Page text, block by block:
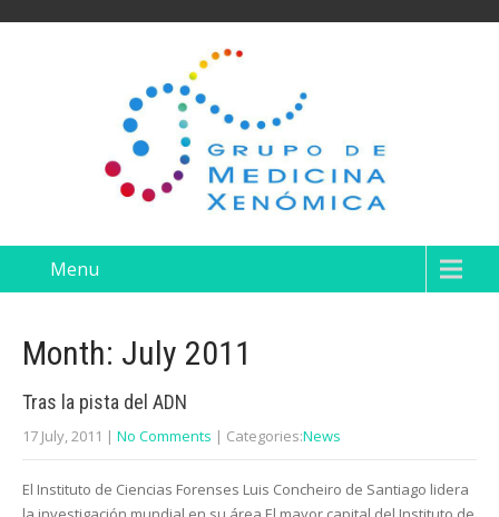
Menu
Month: July 2011
Tras la pista del ADN
17 July, 2011 | No Comments | Categories:News
El Instituto de Ciencias Forenses Luis Concheiro de Santiago lidera